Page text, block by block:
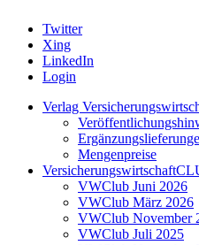
Twitter
Xing
LinkedIn
Login
Verlag
Mengenpreise
VWClub Juni 2026
VWClub März 2026
VWClub November
VWClub Juli 2025